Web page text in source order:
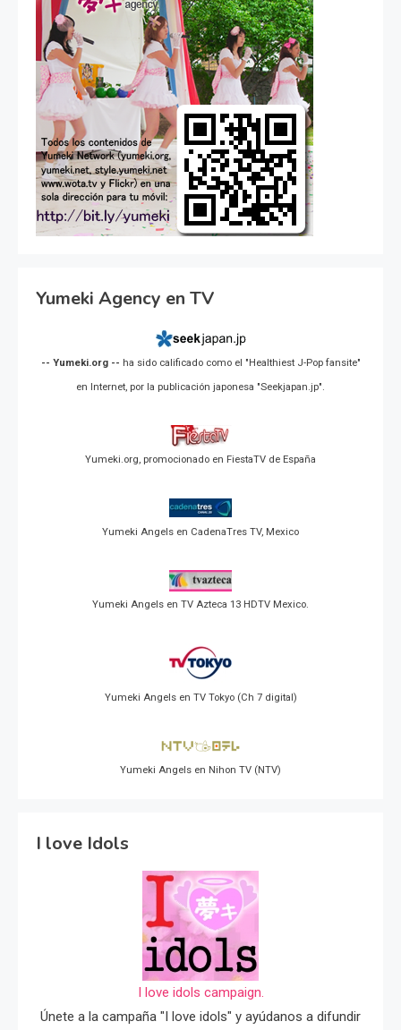
Yumeki Agency en TV
-- Yumeki.org -- ha sido calificado como el "Healthiest J-Pop fansite"
en Internet, por la publicación japonesa "Seekjapan.jp".
Yumeki.org, promocionado en FiestaTV de España
Yumeki Angels en CadenaTres TV, Mexico
Yumeki Angels en TV Azteca 13 HDTV Mexico.
Yumeki Angels en TV Tokyo (Ch 7 digital)
Yumeki Angels en Nihon TV (NTV)
I love Idols
I love idols campaign.
Únete a la campaña "I love idols" y ayúdanos a difundir